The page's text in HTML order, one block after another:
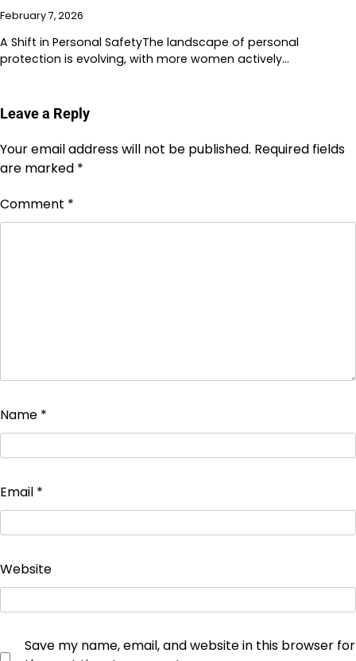
February 7, 2026
A Shift in Personal SafetyThe landscape of personal
protection is evolving, with more women actively…
Leave a Reply
Your email address will not be published. Required fields
are marked *
Comment *
Name *
Email *
Website
Save my name, email, and website in this browser for